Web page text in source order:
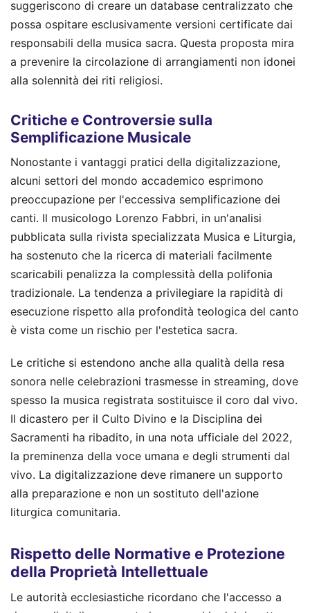
suggeriscono di creare un database centralizzato che
possa ospitare esclusivamente versioni certificate dai
responsabili della musica sacra. Questa proposta mira
a prevenire la circolazione di arrangiamenti non idonei
alla solennità dei riti religiosi.
Critiche e Controversie sulla
Semplificazione Musicale
Nonostante i vantaggi pratici della digitalizzazione,
alcuni settori del mondo accademico esprimono
preoccupazione per l'eccessiva semplificazione dei
canti. Il musicologo Lorenzo Fabbri, in un'analisi
pubblicata sulla rivista specializzata Musica e Liturgia,
ha sostenuto che la ricerca di materiali facilmente
scaricabili penalizza la complessità della polifonia
tradizionale. La tendenza a privilegiare la rapidità di
esecuzione rispetto alla profondità teologica del canto
è vista come un rischio per l'estetica sacra.
Le critiche si estendono anche alla qualità della resa
sonora nelle celebrazioni trasmesse in streaming, dove
spesso la musica registrata sostituisce il coro dal vivo.
Il dicastero per il Culto Divino e la Disciplina dei
Sacramenti ha ribadito, in una nota ufficiale del 2022,
la preminenza della voce umana e degli strumenti dal
vivo. La digitalizzazione deve rimanere un supporto
alla preparazione e non un sostituto dell'azione
liturgica comunitaria.
Rispetto delle Normative e Protezione
della Proprietà Intellettuale
Le autorità ecclesiastiche ricordano che l'accesso a